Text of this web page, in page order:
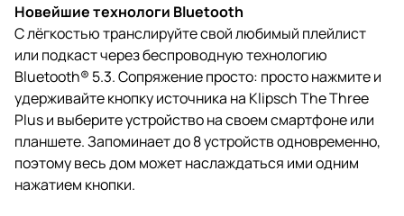
Новейшие технологи Bluetooth
С лёгкостью транслируйте свой любимый плейлист
или подкаст через беспроводную технологию
Bluetooth® 5.3. Сопряжение просто: просто нажмите и
удерживайте кнопку источника на Klipsch The Three
Plus и выберите устройство на своем смартфоне или
планшете. Запоминает до 8 устройств одновременно,
поэтому весь дом может наслаждаться ими одним
нажатием кнопки.